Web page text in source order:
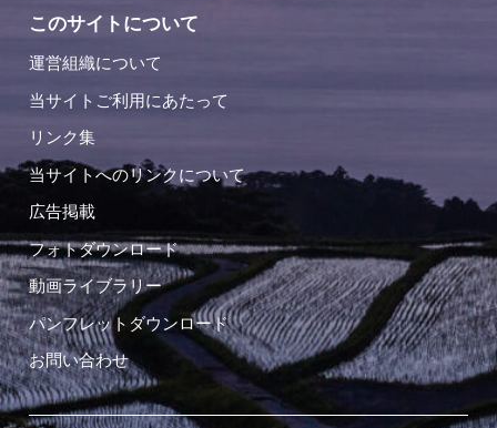
このサイトについて
運営組織について
当サイトご利用にあたって
リンク集
当サイトへのリンクについて
広告掲載
フォトダウンロード
動画ライブラリー
パンフレットダウンロード
お問い合わせ